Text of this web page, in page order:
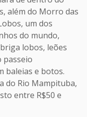
além do Morro das
um dos
do mundo,
lobos, leões
passeio
baleias e botos.
do Rio Mampituba,
entre R$50 e